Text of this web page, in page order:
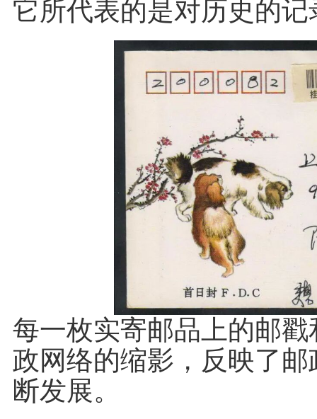
它所代表的是对历史的
每一枚实寄邮品上的邮
政网络的缩影，反映了
断发展。